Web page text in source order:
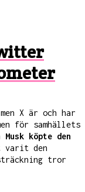
X är och har
för samhällets
köpte den
varit den
tror